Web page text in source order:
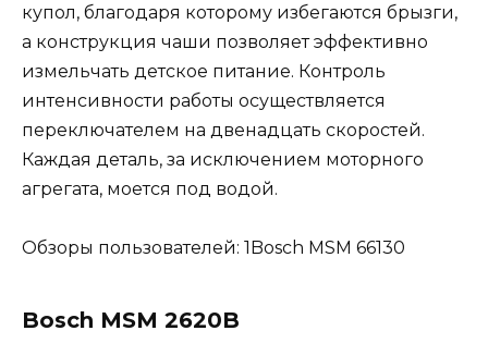
купол, благодаря которому избегаются брызги,
а конструкция чаши позволяет эффективно
измельчать детское питание. Контроль
интенсивности работы осуществляется
переключателем на двенадцать скоростей.
Каждая деталь, за исключением моторного
агрегата, моется под водой.
Обзоры пользователей: 1Bosch MSM 66130
Bosch MSM 2620B